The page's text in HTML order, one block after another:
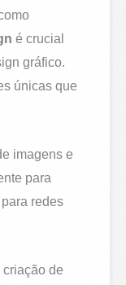
é crucial
gráfico.
únicas que
imagens e
para
redes
de